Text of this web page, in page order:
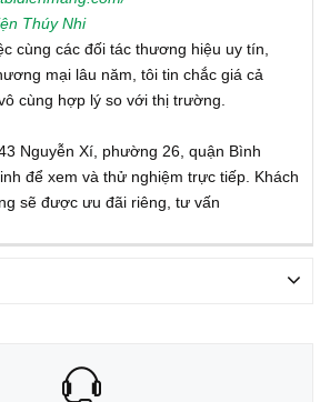
Thúy Nhi
cùng các đối tác thương hiệu uy tín,
mại lâu năm, tôi tin chắc giá cả
cùng hợp lý so với thị trường.
Nguyễn Xí, phường 26, quận Bình
để xem và thử nghiệm trực tiếp. Khách
sẽ được ưu đãi riêng, tư vấn